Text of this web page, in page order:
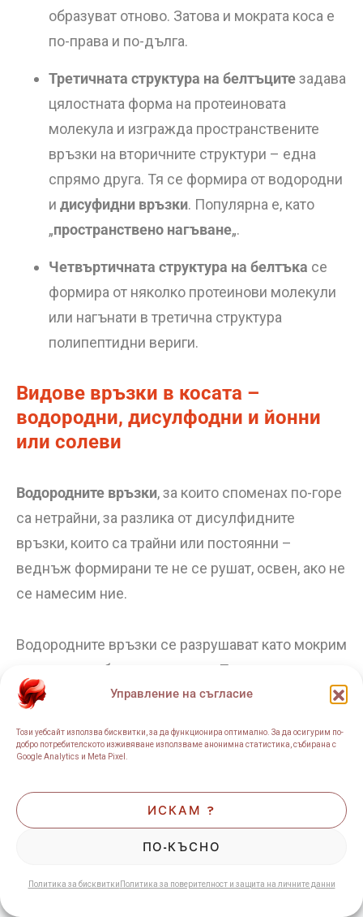
Управление на съгласие
Този уебсайт използва бисквитки, за да функционира оптимално. За да осигурим по-
добро потребителското изживяване използваме анонимна статистика, събирана с
Google Analytics и Meta Pixel.
ИСКАМ ?
ПО-КЪСНО
Политика за бисквитки Политика за поверителност и защита на личните данни
образуват отново. Затова и мократа коса е
по-права и по-дълга.
Третичната структура на белтъцитезадава
цялостната форма на протеиновата
молекула и изгражда пространствените
връзки на вторичните структури – една
спрямо друга. Тя се формира от водородни
и дисуфидни връзки. Популярна е, като
„пространствено нагъване„.
Четвъртичната структура на белтъка се
формира от няколко протеинови молекули
или нагънати в третична структура
полипептидни вериги.
Видове връзки в косата –
водородни, дисулфодни и йонни
или солеви
Водородните връзки, за които споменах по-горе
са нетрайни, за разлика от дисулфидните
връзки, които са трайни или постоянни –
веднъж формирани те не се рушат, освен, ако не
се намесим ние.
Водородните връзки се разрушават като мокрим
косата и се образуват отново. Те имат
отношение и към еластичността на косата и
термообработка. Водородните връзки формират
косата се изправя. Могат да бъдат увредени от
топлина и влага.